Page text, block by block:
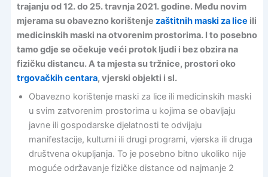
trajanju od 12. do 25. travnja 2021. godine. Među novim
mjerama su obavezno korištenje zaštitnih maski za lice ili
medicinskih maski na otvorenim prostorima. I to posebno
tamo gdje se očekuje veći protok ljudi i bez obzira na
fizičku distancu. A ta mjesta su tržnice, prostori oko
trgovačkih centara, vjerski objekti i sl.
Obavezno korištenje maski za lice ili medicinskih maski
u svim zatvorenim prostorima u kojima se obavljaju
javne ili gospodarske djelatnosti te odvijaju
manifestacije, kulturni ili drugi programi, vjerska ili druga
društvena okupljanja. To je posebno bitno ukoliko nije
moguće održavanje fizičke distance od najmanje 2